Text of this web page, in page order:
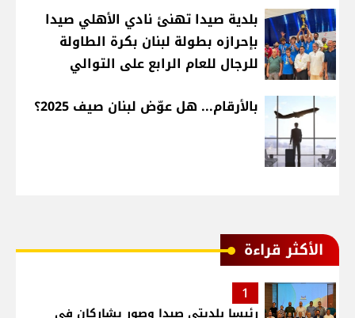
بلدية صيدا تهنئ نادي الأهلي صيدا
بإحرازه بطولة لبنان بكرة الطاولة
للرجال للعام الرابع على التوالي
بالأرقام... هل عوّض لبنان صيف 2025؟
الأكثر قراءة
1
رئيسا بلديتي صيدا وصور يشاركان في